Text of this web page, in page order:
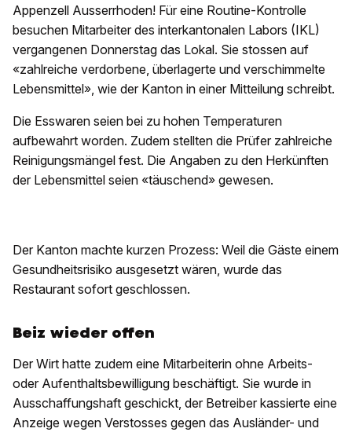
Appenzell Ausserrhoden! Für eine Routine-Kontrolle
besuchen Mitarbeiter des interkantonalen Labors (IKL)
vergangenen Donnerstag das Lokal. Sie stossen auf
«zahlreiche verdorbene, überlagerte und verschimmelte
Lebensmittel», wie der Kanton in einer Mitteilung schreibt.
Die Esswaren seien bei zu hohen Temperaturen
aufbewahrt worden. Zudem stellten die Prüfer zahlreiche
Reinigungsmängel fest. Die Angaben zu den Herkünften
der Lebensmittel seien «täuschend» gewesen.
Der Kanton machte kurzen Prozess: Weil die Gäste einem
Gesundheitsrisiko ausgesetzt wären, wurde das
Restaurant sofort geschlossen.
Beiz wieder offen
Der Wirt hatte zudem eine Mitarbeiterin ohne Arbeits-
oder Aufenthaltsbewilligung beschäftigt. Sie wurde in
Ausschaffungshaft geschickt, der Betreiber kassierte eine
Anzeige wegen Verstosses gegen das Ausländer- und